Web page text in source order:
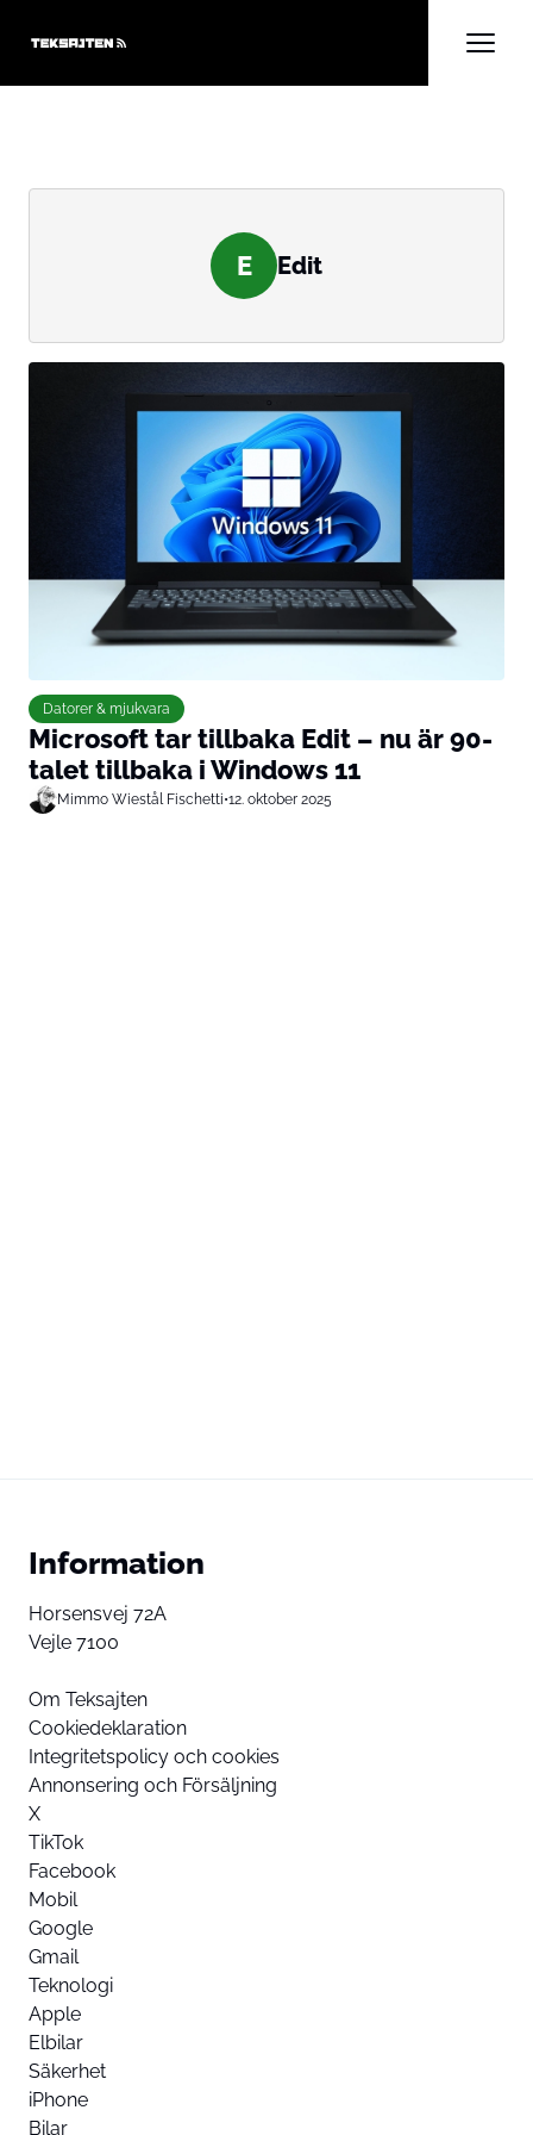
E Edit
Datorer & mjukvara
Microsoft tar tillbaka Edit – nu är 90-
talet tillbaka i Windows 11
Mimmo Wiestål Fischetti•12. oktober 2025
Information
Horsensvej 72A
Vejle 7100
Om Teksajten
Cookiedeklaration
Integritetspolicy och cookies
Annonsering och Försäljning
X
TikTok
Facebook
Mobil
Google
Gmail
Teknologi
Apple
Elbilar
Säkerhet
iPhone
Bilar